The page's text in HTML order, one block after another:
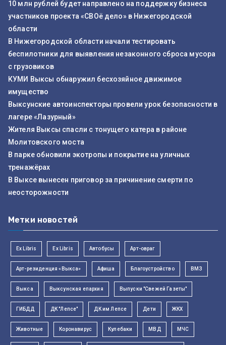
10 млн рублей будет направлено на поддержку бизнеса
участников проекта «СВОё дело» в Нижегородской
области
В Нижегородской области начали тестировать
беспилотники для выявления незаконного сброса мусора
с грузовиков
КУМИ Выксы обнаружил бесхозяйное движимое
имущество
Выксунские автоинспекторы провели урок безопасности в
лагере «Лазурный»
Жителя Выксы спасли с тонущего катера в районе
Молитовского моста
В парке обновили экотропы и покрытие на уличных
тренажёрах
В Выксе вынесен приговор за причинение смерти по
неосторожности
Метки новостей
Ex Libris Ex Libris Автобусы Арт-овраг
Арт-резиденция «Выкса» Афиша Благоустройство ВМЗ
Выкса Выксунская епархия Выпуски "Свежей Газеты"
ГИБДД ДК "Лепсе" ДК им Лепсе Дети ЖКХ
Животные Коронавирус Кулебаки МВД МЧС